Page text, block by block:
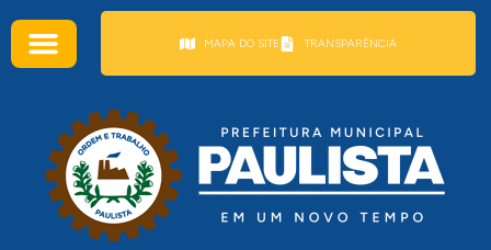
MAPA DO SITE TRANSPARÊNCIA